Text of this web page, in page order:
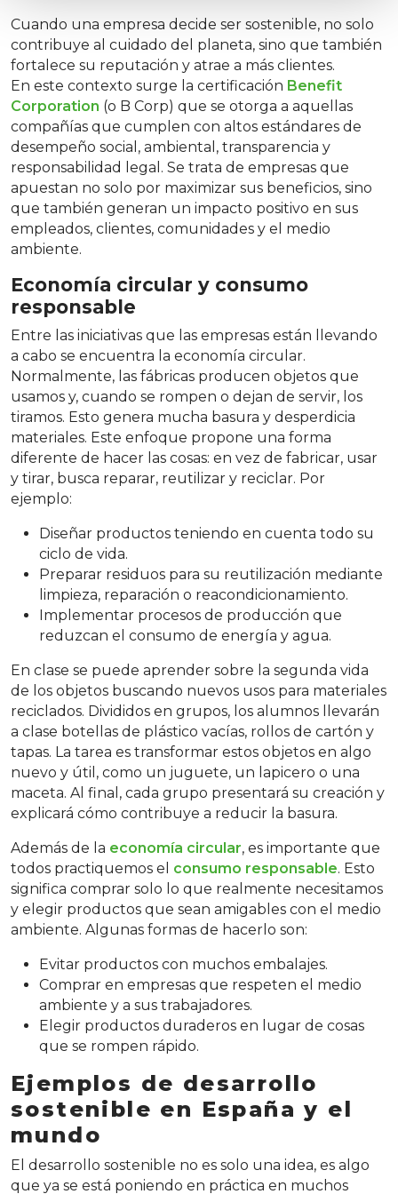
Cuando una empresa decide ser sostenible, no solo
contribuye al cuidado del planeta, sino que también
fortalece su reputación y atrae a más clientes.
En este contexto surge la certificación Benefit
Corporation (o B Corp) que se otorga a aquellas
compañías que cumplen con altos estándares de
desempeño social, ambiental, transparencia y
responsabilidad legal. Se trata de empresas que
apuestan no solo por maximizar sus beneficios, sino
que también generan un impacto positivo en sus
empleados, clientes, comunidades y el medio
ambiente.
Economía circular y consumo
responsable
Entre las iniciativas que las empresas están llevando
a cabo se encuentra la economía circular.
Normalmente, las fábricas producen objetos que
usamos y, cuando se rompen o dejan de servir, los
tiramos. Esto genera mucha basura y desperdicia
materiales. Este enfoque propone una forma
diferente de hacer las cosas: en vez de fabricar, usar
y tirar, busca reparar, reutilizar y reciclar. Por
ejemplo:
Diseñar productos teniendo en cuenta todo su
ciclo de vida.
Preparar residuos para su reutilización mediante
limpieza, reparación o reacondicionamiento.
Implementar procesos de producción que
reduzcan el consumo de energía y agua.
En clase se puede aprender sobre la segunda vida
de los objetos buscando nuevos usos para materiales
reciclados. Divididos en grupos, los alumnos llevarán
a clase botellas de plástico vacías, rollos de cartón y
tapas. La tarea es transformar estos objetos en algo
nuevo y útil, como un juguete, un lapicero o una
maceta. Al final, cada grupo presentará su creación y
explicará cómo contribuye a reducir la basura.
Además de la economía circular, es importante que
todos practiquemos el consumo responsable. Esto
significa comprar solo lo que realmente necesitamos
y elegir productos que sean amigables con el medio
ambiente. Algunas formas de hacerlo son:
Evitar productos con muchos embalajes.
Comprar en empresas que respeten el medio
ambiente y a sus trabajadores.
Elegir productos duraderos en lugar de cosas
que se rompen rápido.
Ejemplos de desarrollo
sostenible en España y el
mundo
El desarrollo sostenible no es solo una idea, es algo
que ya se está poniendo en práctica en muchos